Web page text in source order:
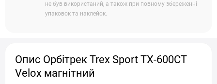
не був використаний, а також при повному збереженні
упаковок та наклейок.
Опис Орбітрек Trex Sport TX-600CT
Velox магнітний